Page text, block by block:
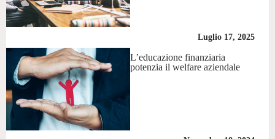
Luglio 17, 2025
L’educazione finanziaria
potenzia il welfare aziendale